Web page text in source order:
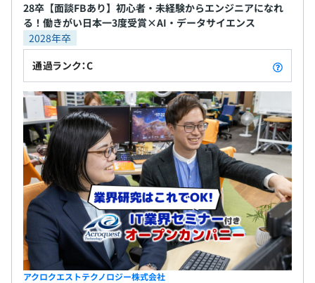
Docker、Terraform、AWS CloudFormation、Ansible
Elasticsearch、Elastic Stack、PyTorch、pandas、
Jupyter Notebook
28卒【面談FBあり】初心者・未経験からエンジニアになれ
る！働きがい日本一3度受賞×AI・データサイエンス
2028年卒
通過ランク：C
アクロクエストテクノロジー株式会社